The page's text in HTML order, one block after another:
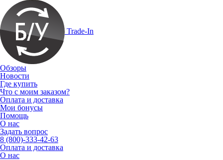
Trade-In
Обзоры
Новости
Где купить
Что с моим заказом?
Оплата и доставка
Мои бонусы
Помощь
О нас
Задать вопрос
8 (800)-333-42-63
Оплата и доставка
О нас